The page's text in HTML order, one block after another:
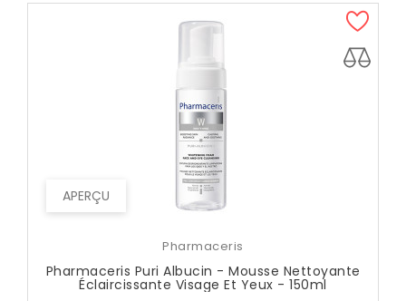
APERÇU
Pharmaceris
Pharmaceris Puri Albucin - Mousse Nettoyante
Éclaircissante Visage Et Yeux - 150ml